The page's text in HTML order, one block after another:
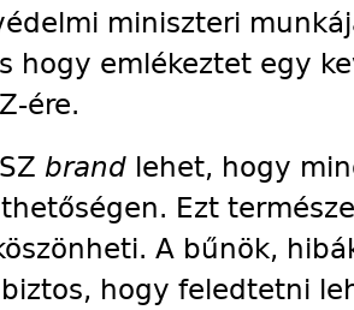
miniszteri
hogy emlékeztet egy
ére.
brand lehet, hogy
Ezt
A bűnök,
hogy feledtetni